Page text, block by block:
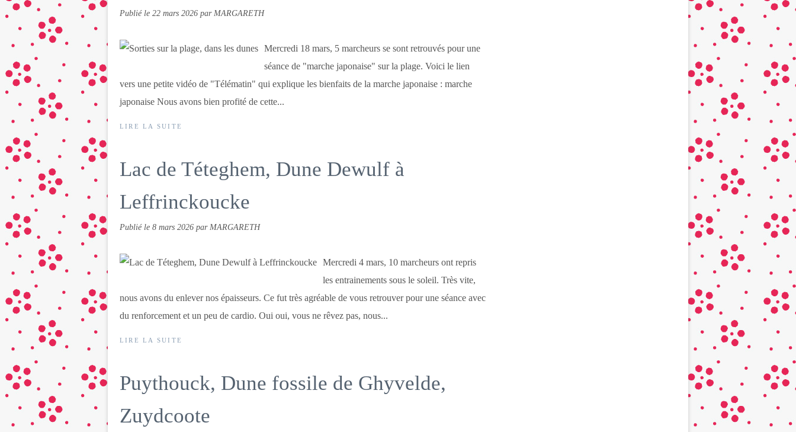
Publié le 22 mars 2026 par MARGARETH
Mercredi 18 mars, 5 marcheurs se sont retrouvés pour une
séance de "marche japonaise" sur la plage. Voici le lien
vers une petite vidéo de "Télématin" qui explique les bienfaits de la marche japonaise : marche
japonaise Nous avons bien profité de cette...
LIRE LA SUITE
Lac de Téteghem, Dune Dewulf à
Leffrinckoucke
Publié le 8 mars 2026 par MARGARETH
Mercredi 4 mars, 10 marcheurs ont repris
les entrainements sous le soleil. Très vite,
nous avons du enlever nos épaisseurs. Ce fut très agréable de vous retrouver pour une séance avec
du renforcement et un peu de cardio. Oui oui, vous ne rêvez pas, nous...
LIRE LA SUITE
Puythouck, Dune fossile de Ghyvelde,
Zuydcoote